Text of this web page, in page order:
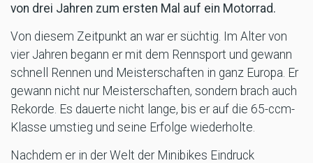
von drei Jahren zum ersten Mal auf ein Motorrad.
Von diesem Zeitpunkt an war er süchtig. Im Alter von
vier Jahren begann er mit dem Rennsport und gewann
schnell Rennen und Meisterschaften in ganz Europa. Er
gewann nicht nur Meisterschaften, sondern brach auch
Rekorde. Es dauerte nicht lange, bis er auf die 65-ccm-
Klasse umstieg und seine Erfolge wiederholte.
Nachdem er in der Welt der Minibikes Eindruck